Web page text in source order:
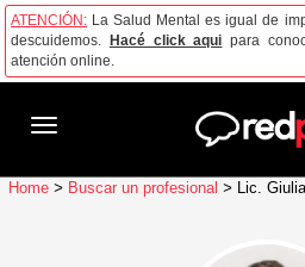
ATENCIÓN: La Salud Mental es igual de
descuidemos.
Hacé click aqui para
atención online.
Toggle
Home > Buscar un profesional > Lic.